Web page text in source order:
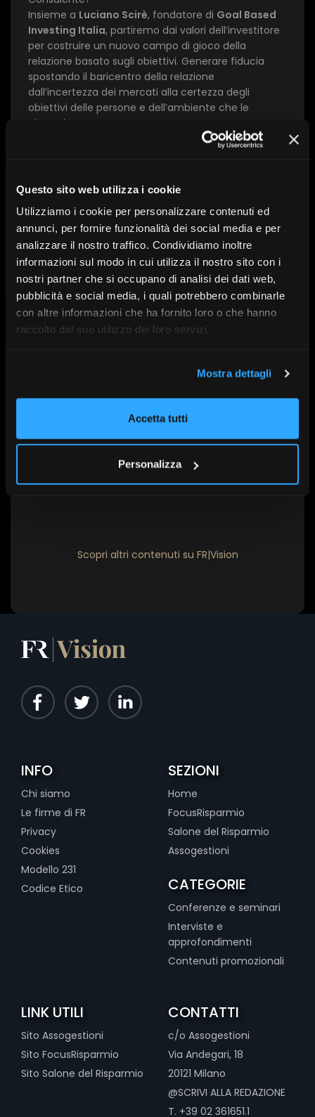
Questo sito web utilizza i cookie
Utilizziamo i cookie per personalizzare contenuti ed
annunci, per fornire funzionalità dei social media e per
analizzare il nostro traffico. Condividiamo inoltre
informazioni sul modo in cui utilizza il nostro sito con i
nostri partner che si occupano di analisi dei dati web,
pubblicità e social media, i quali potrebbero combinarle
con altre informazioni che ha fornito loro o che hanno
raccolto dal suo utilizzo dei loro servizi.
Mostra dettagli
Accetta tutti
Personalizza
Insieme a Luciano Scirè, fondatore di Goal Based
Investing Italia, partiremo dai valori dell’investitore
per costruire un nuovo campo di gioco della
relazione basato sugli obiettivi. Generare fiducia
spostando il baricentro della relazione
dall’incertezza dei mercati alla certezza degli
obiettivi delle persone e dell’ambiente che le
circonda.
Ascolteremo le testimonianze di due giovani
che con le loro Startup hanno posto la fiducia al
obiettivi ambiziosi. Perché per pianificare il futuro
devi crederci!
La conferenza sarà trasmessa in streaming e potrà
essere seguita in diretta, con la possibilità di porre
domande anche da remoto agli speaker.
È stato richiesto l’accreditamento a Efpa Italia ai fini
del mantenimento delle certificazioni
A cura di:Allianz Global Investors
16 Settembre | 10:45
Scopri altri contenuti su FR|Vision
Invia
INFO
Chi siamo
Le firme di FR
Privacy
Cookies
Modello 231
Codice Etico
SEZIONI
Home
FocusRisparmio
Salone del Risparmio
Assogestioni
CATEGORIE
Conferenze e seminari
Interviste e
approfondimenti
Contenuti promozionali
LINK UTILI
Sito Assogestioni
Sito FocusRisparmio
Sito Salone del Risparmio
CONTATTI
c/o Assogestioni
Via Andegari, 18
20121 Milano
@SCRIVI ALLA REDAZIONE
T. +39 02 361651.1